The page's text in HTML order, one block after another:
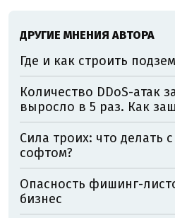
ДРУГИЕ МНЕНИЯ АВТОРА
Где и как строить
Количество DDoS-атак
выросло в 5 раз. Как
Сила троих: что делать
софтом?
Опасность фишинг-
бизнес